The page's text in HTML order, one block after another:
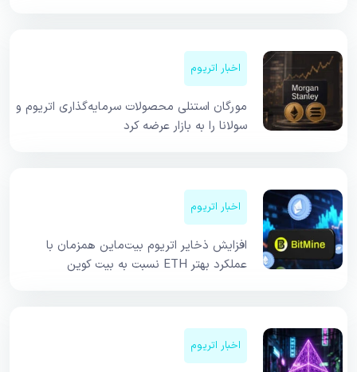
اخبار اتریوم
مورگان استنلی محصولات سرمایه‌گذاری اتریوم و
سولانا را به بازار عرضه کرد
اخبار اتریوم
افزایش ذخایر اتریوم بیت‌ماین همزمان با
عملکرد بهتر ETH نسبت به بیت کوین
اخبار اتریوم